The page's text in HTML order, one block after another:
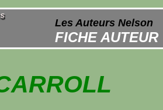
Les Auteurs Nelson
FICHE AUTEUR